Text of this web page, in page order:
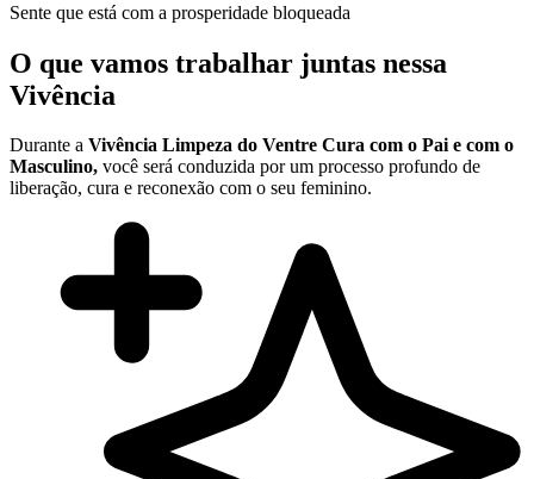
Sente que está com a prosperidade bloqueada
O que vamos trabalhar juntas nessa
Vivência
Durante a Vivência Limpeza do Ventre Cura com o Pai e com o
Masculino, você será conduzida por um processo profundo de
liberação, cura e reconexão com o seu feminino.